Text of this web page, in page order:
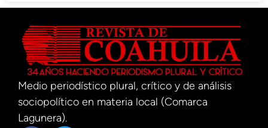
Medio periodístico plural, crítico y de análisis
sociopolítico en materia local (Comarca
Lagunera).